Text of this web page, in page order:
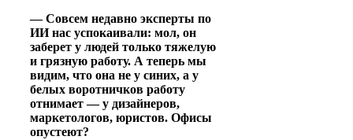
— Совсем недавно эксперты по
ИИ нас успокаивали: мол, он
заберет у людей только тяжелую
и грязную работу. А теперь мы
видим, что она не у синих, а у
белых воротничков работу
отнимает — у дизайнеров,
маркетологов, юристов. Офисы
опустеют?